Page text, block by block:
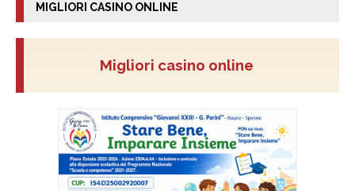
MIGLIORI CASINO ONLINE
Migliori casino online